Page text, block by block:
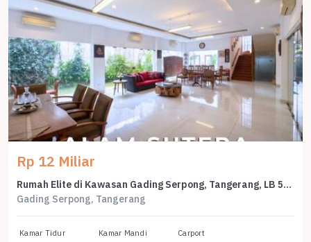
Rp 12 Miliar
Rumah Elite di Kawasan Gading Serpong, Tangerang, LB 596m², Harga 12 Miliar
Gading Serpong, Tangerang
Kamar Tidur Kamar Mandi Carport